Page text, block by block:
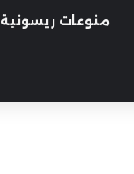
منوعات ريسونية